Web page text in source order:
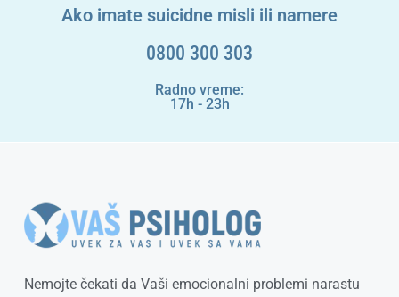
Ako imate suicidne misli ili namere
0800 300 303
Radno vreme:
17h - 23h
Nemojte čekati da Vaši emocionalni problemi narastu